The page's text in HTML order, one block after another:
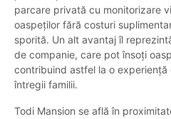
parcare privată cu monitorizare
oaspeților fără costuri
sporită. Un alt avantaj îl
de companie, care pot însoți
contribuind astfel la o
întregii familii.
Todi Mansion se află în